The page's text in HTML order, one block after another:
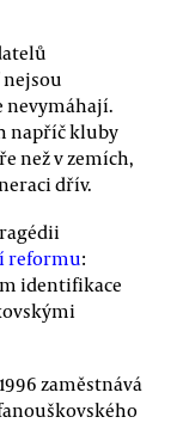
nevymáhají.
napříč kluby
než v zemích,
dřív.
reformu:
identifikace
zaměstnává